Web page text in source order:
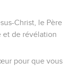
Christ, le Père
et de révélation
pour que vous